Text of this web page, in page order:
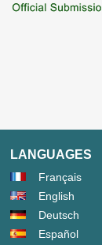
LANGUAGES
Français
English
Deutsch
Español